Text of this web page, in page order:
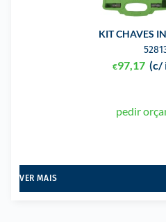
KIT CHAVES
€97,17 (c/
pedir
VER MAIS